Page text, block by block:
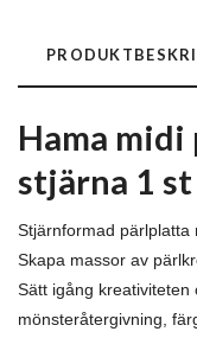
Hama
stjärna 1 st
Stjärnformad pärlplatta
Skapa massor av
Sätt igång kreativiteten
mönsteråtergivning,